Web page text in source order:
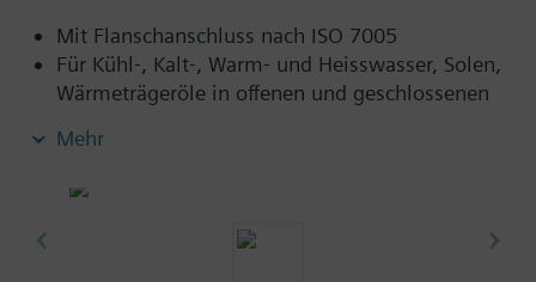
Mit Flanschanschluss nach ISO 7005
Für Kühl-, Kalt-, Warm- und Heisswasser, Solen,
Wärmeträgeröle in offenen und geschlossenen
Bei Verwendung der Ventile der Baureihen V..F43..
und V..F53.. mit Stösselheizung sowie einer
Mehr